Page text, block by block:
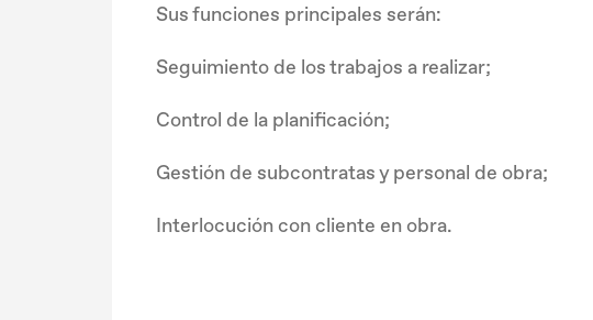
Sus funciones principales serán:
Seguimiento de los trabajos a realizar;
Control de la planificación;
Gestión de subcontratas y personal de obra;
Interlocución con cliente en obra.